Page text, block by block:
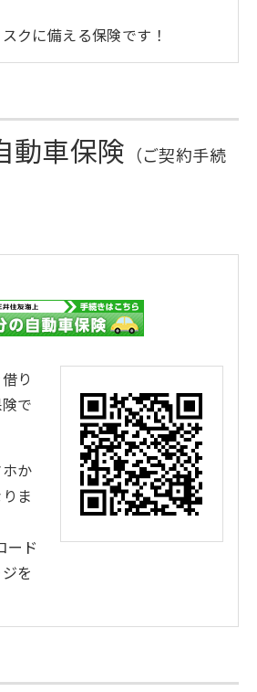
クに備える保険です！
動車保険 （ご契約手続
り
で
か
ま
ード
を